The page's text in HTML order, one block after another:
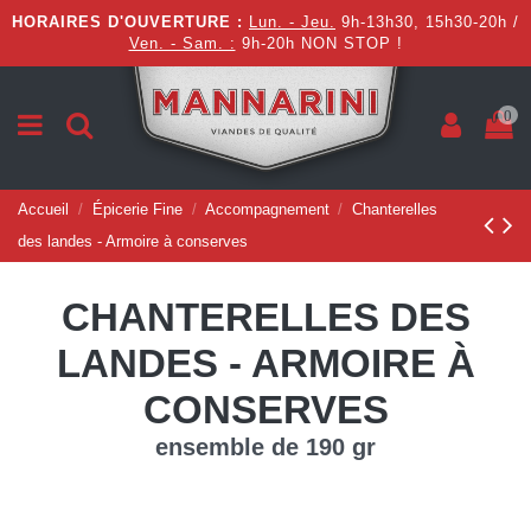
HORAIRES D'OUVERTURE : Lun. - Jeu. 9h-13h30, 15h30-20h /
Ven. - Sam. : 9h-20h NON STOP !
0
Accueil Épicerie Fine Accompagnement
Chanterelles
des landes - Armoire à conserves
CHANTERELLES DES
LANDES - ARMOIRE À
CONSERVES
ensemble de 190 gr